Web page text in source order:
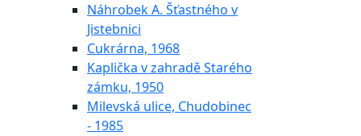
Náhrobek A. Šťastného v
Jistebnici
Cukrárna, 1968
Kaplička v zahradě Starého
zámku, 1950
Milevská ulice, Chudobinec
- 1985